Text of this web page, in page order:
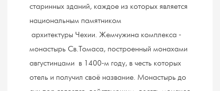
старинных зданий, каждое из которых является
национальным памятником
архитектуры Чехии. Жемчужина комплекса -
монастырь Св.Томаса, построенный монахами
августинцами в 1400-м году, в честь которых
отель и получил своё название. Монастырь до